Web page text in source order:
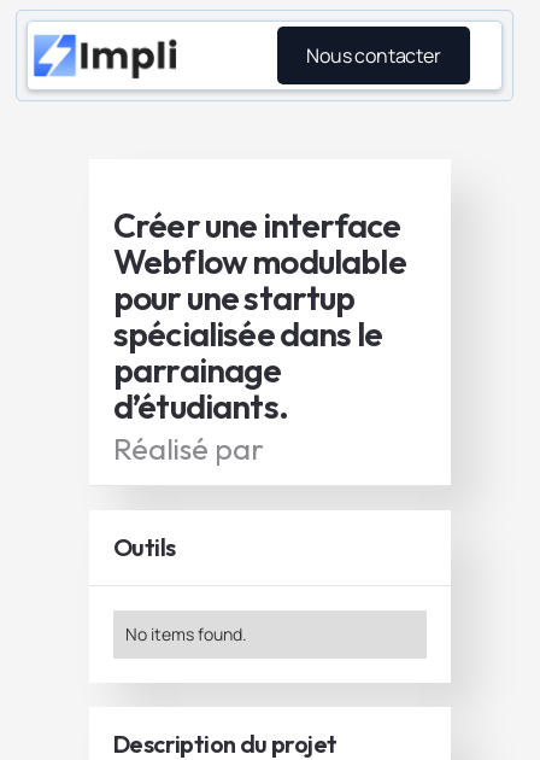
Nous contacter
Créer une interface
Webflow modulable
pour une startup
spécialisée dans le
parrainage
d’étudiants.
Réalisé par
Outils
No items found.
Description du projet